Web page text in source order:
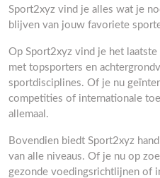
Sport2xyz vind je alles wat je
blijven van jouw favoriete
Op Sport2xyz vind je het
met topsporters en
sportdisciplines. Of je nu
competities of internationale
allemaal.
Bovendien biedt Sport2xyz
van alle niveaus. Of je nu op
gezonde voedingsrichtlijnen of